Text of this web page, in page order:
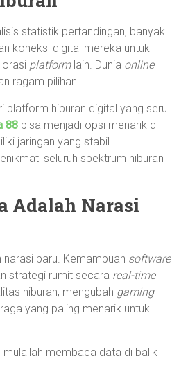
statistik pertandingan, banyak
koneksi digital mereka untuk
platformlain. Dunia online
ragam pilihan.
platform hiburan digital yang seru
88 bisa menjadi opsi menarik di
jaringan yang stabil
seluruh spektrum hiburan
Adalah Narasi
narasi baru. Kemampuan software
strategi rumit secara real-time
hiburan, mengubah gaming
yang paling menarik untuk
mulailah membaca data di balik